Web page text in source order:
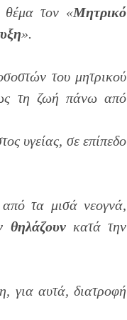
θέμα τον «Μητρικό
».
του μητρικού
τη ζωή πάνω από
υγείας, σε επίπεδο
τα μισά νεογνά,
θηλάζουνκατά την
για αυτά, διατροφή